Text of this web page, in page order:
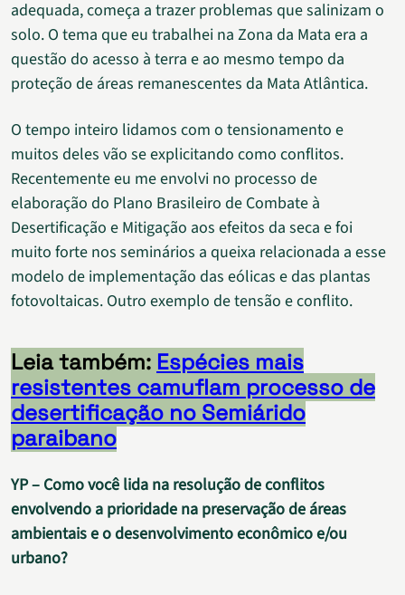
adequada, começa a trazer problemas que salinizam o
solo. O tema que eu trabalhei na Zona da Mata era a
questão do acesso à terra e ao mesmo tempo da
proteção de áreas remanescentes da Mata Atlântica.
O tempo inteiro lidamos com o tensionamento e
muitos deles vão se explicitando como conflitos.
Recentemente eu me envolvi no processo de
elaboração do Plano Brasileiro de Combate à
Desertificação e Mitigação aos efeitos da seca e foi
muito forte nos seminários a queixa relacionada a esse
modelo de implementação das eólicas e das plantas
fotovoltaicas. Outro exemplo de tensão e conflito.
Leia também: Espécies mais
resistentes camuflam processo de
desertificação no Semiárido
paraibano
YP – Como você lida na resolução de conflitos
envolvendo a prioridade na preservação de áreas
ambientais e o desenvolvimento econômico e/ou
urbano?